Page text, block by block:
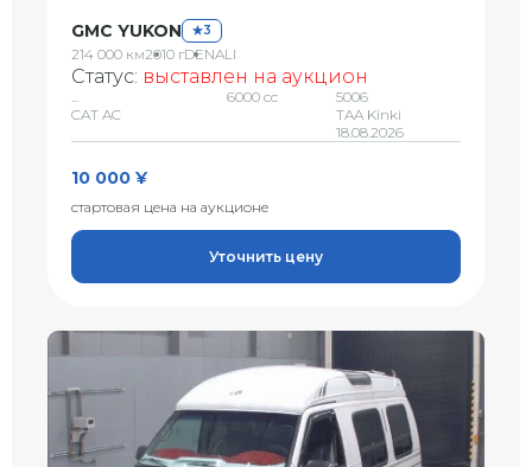
GMC YUKON 3
214 000 км2010 гDENALI
Статус: выставлен на аукцион
...
CAT AC
6000 сс
5006
TAA Kinki
18.08.2026
10 000 ¥
стартовая цена на аукционе
Уточнить цену